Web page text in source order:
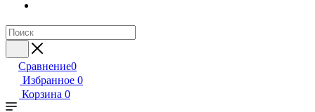
Сравнение0
Избранное 0
Корзина 0